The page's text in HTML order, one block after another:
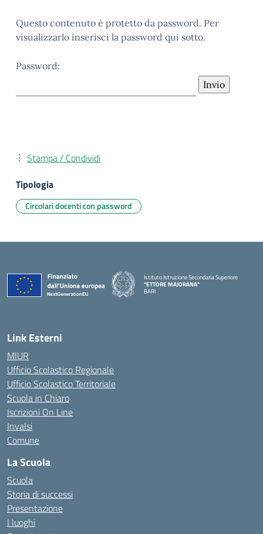
Questo contenuto è protetto da password. Per
visualizzarlo inserisci la password qui sotto.
Password:
Stampa / Condividi
Tipologia
Circolari docenti con password
Istituto Istruzione Secondaria Superiore
"ETTORE MAJORANA"
BARI
Link Esterni
MIUR
Ufficio Scolastico Regionale
Ufficio Scolastico Territoriale
Scuola in Chiaro
Iscrizioni On Line
Invalsi
Comune
La Scuola
Scuola
Storia di successi
Presentazione
I luoghi